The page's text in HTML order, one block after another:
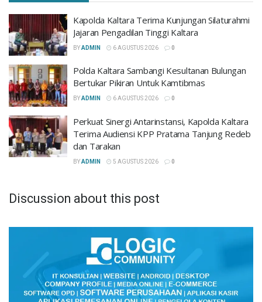
Kapolda Kaltara Terima Kunjungan Silaturahmi
Jajaran Pengadilan Tinggi Kaltara
BYADMIN 6 AGUSTUS 2026 0
Polda Kaltara Sambangi Kesultanan Bulungan
Bertukar Pikiran Untuk Kamtibmas
BYADMIN 6 AGUSTUS 2026 0
Perkuat Sinergi Antarinstansi, Kapolda Kaltara
Terima Audiensi KPP Pratama Tanjung Redeb
dan Tarakan
BYADMIN 5 AGUSTUS 2026 0
Discussion about this post